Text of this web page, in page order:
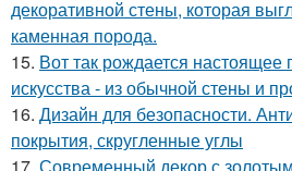
декоративной стены, которая
каменная порода.
15. Вот так рождается настоящее
искусства - из обычной стены и
16. Дизайн для безопасности.
покрытия, скругленные углы
17. Современный декор с